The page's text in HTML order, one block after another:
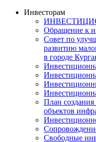
Инвесторам
Обращение к
Совет по
развитию
в городе
План
объектов
Свободные